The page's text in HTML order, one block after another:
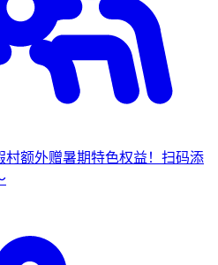
村额外赠暑期特色权益！ 扫码添